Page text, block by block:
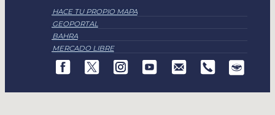
HACE TU PROPIO MAPA
GEOPORTAL
BAHRA
MERCADO LIBRE